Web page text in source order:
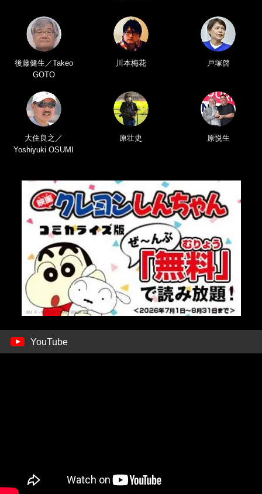
後藤健生／Takeo
GOTO
川本梅花 戸塚啓
大住良之／
Yoshiyuki OSUMI
原壮史 原悦生
YouTube